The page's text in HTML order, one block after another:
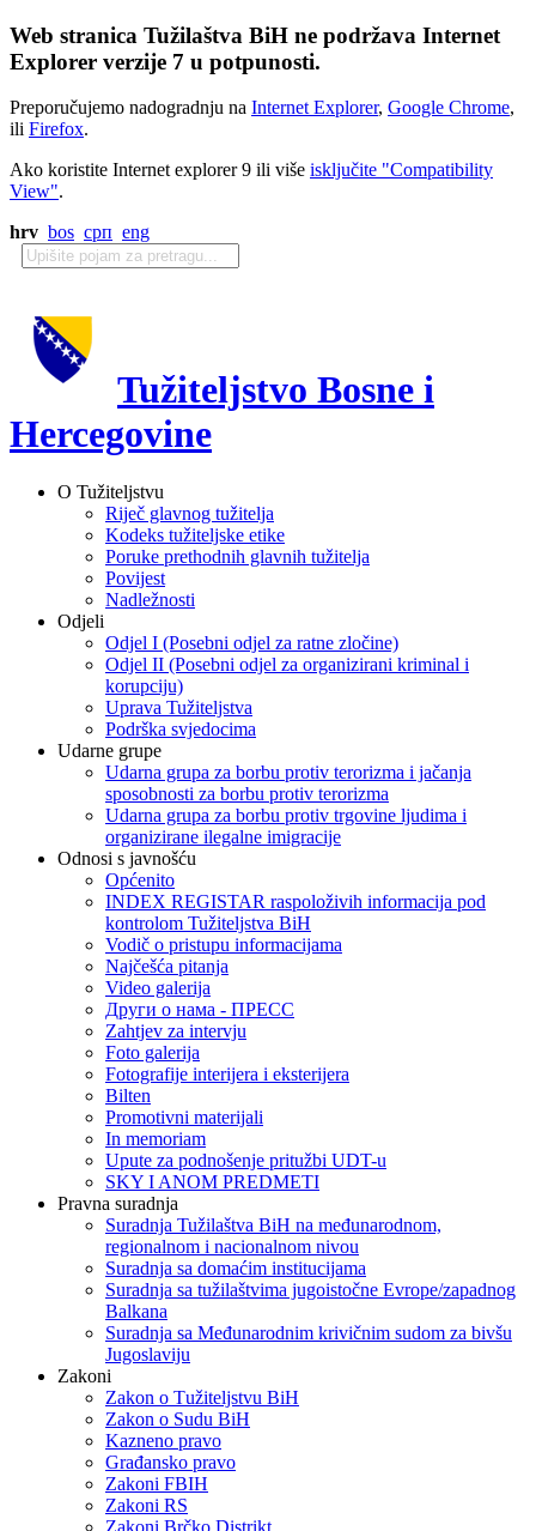
Web stranica Tužilaštva BiH ne podržava Internet
Explorer verzije 7 u potpunosti.
Preporučujemo nadogradnju na Internet Explorer, Google Chrome,
ili Firefox.
Ako koristite Internet explorer 9 ili više isključite "Compatibility
View".
hrv bos срп eng
Tužiteljstvo Bosne i
Hercegovine
O Tužiteljstvu
Riječ glavnog tužitelja
Kodeks tužiteljske etike
Poruke prethodnih glavnih tužitelja
Povijest
Nadležnosti
Odjeli
Odjel I (Posebni odjel za ratne zločine)
Odjel II (Posebni odjel za organizirani kriminal i
korupciju)
Uprava Tužiteljstva
Podrška svjedocima
Udarne grupe
Udarna grupa za borbu protiv terorizma i jačanja
sposobnosti za borbu protiv terorizma
Udarna grupa za borbu protiv trgovine ljudima i
organizirane ilegalne imigracije
Odnosi s javnošću
Općenito
INDEX REGISTAR raspoloživih informacija pod
kontrolom Tužiteljstva BiH
Vodič o pristupu informacijama
Najčešća pitanja
Video galerija
Други о нама - ПРЕСC
Zahtjev za intervju
Foto galerija
Fotografije interijera i eksterijera
Bilten
Promotivni materijali
In memoriam
Upute za podnošenje pritužbi UDT-u
SKY I ANOM PREDMETI
Pravna suradnja
Suradnja Tužilaštva BiH na međunarodnom,
regionalnom i nacionalnom nivou
Suradnja sa domaćim institucijama
Suradnja sa tužilaštvima jugoistočne Evrope/zapadnog
Balkana
Suradnja sa Međunarodnim krivičnim sudom za bivšu
Jugoslaviju
Zakoni
Zakon o Тužiteljstvu BiH
Zakon o Sudu BiH
Kazneno pravo
Građansko pravo
Zakoni FBIH
Zakoni RS